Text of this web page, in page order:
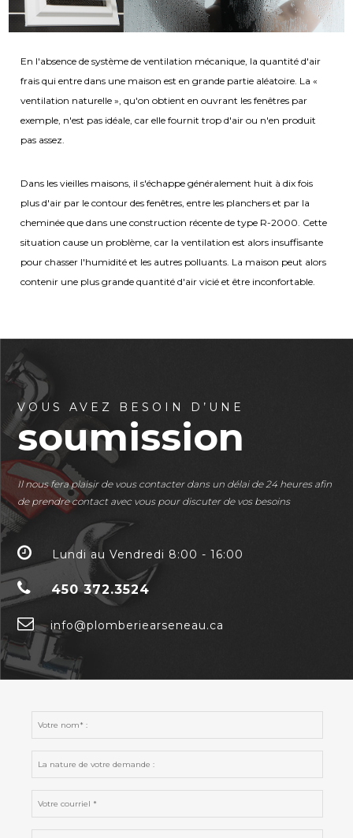
En l'absence de système de ventilation mécanique, la quantité d'air
frais qui entre dans une maison est en grande partie aléatoire. La «
ventilation naturelle », qu'on obtient en ouvrant les fenêtres par
exemple, n'est pas idéale, car elle fournit trop d'air ou n'en produit
pas assez.
Dans les vieilles maisons, il s'échappe généralement huit à dix fois
plus d'air par le contour des fenêtres, entre les planchers et par la
cheminée que dans une construction récente de type R-2000. Cette
situation cause un problème, car la ventilation est alors insuffisante
pour chasser l'humidité et les autres polluants. La maison peut alors
contenir une plus grande quantité d'air vicié et être inconfortable.
VOUS AVEZ BESOIN D’UNE
soumission
Il nous fera plaisir de vous contacter dans un délai de 24 heures afin
de prendre contact avec vous pour discuter de vos besoins
Lundi au Vendredi 8:00 - 16:00
450 372.3524
info@plomberiearseneau.ca